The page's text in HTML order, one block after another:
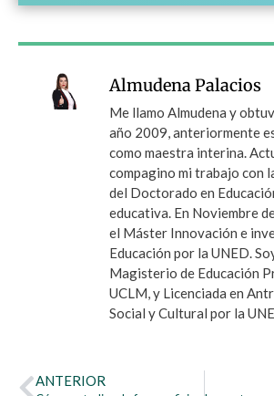
Almudena Palacios
Me llamo Almudena y
año 2009, anteriormente
como maestra interina.
compagino mi trabajo con
del Doctorado en
educativa. En Noviembre
el Máster Innovación e
Educación por la UNED.
Magisterio de Educación
UCLM, y Licenciada en
Social y Cultural por la
ANTERIOR